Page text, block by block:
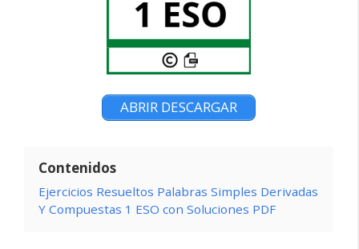
ABRIR DESCARGAR
Contenidos
Ejercicios Resueltos Palabras Simples Derivadas
Y Compuestas 1 ESO con Soluciones PDF